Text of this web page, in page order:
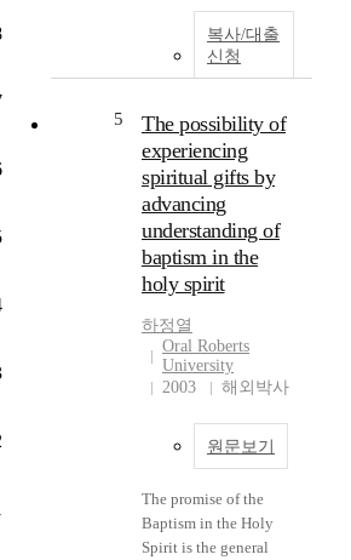
복사/대출
신청
5
The possibility of
experiencing
spiritual gifts by
advancing
understanding of
baptism in the
holy spirit
하정열
Oral Roberts
University
2003
해외박사
원문보기
The promise of the
Baptism in the Holy
Spirit is the general